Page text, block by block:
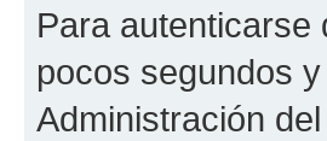
Para autenticarse
pocos segundos
Administración